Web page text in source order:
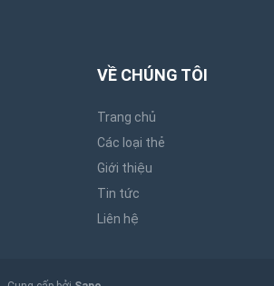
VỀ CHÚNG TÔI
Trang chủ
Các loại thẻ
Giới thiệu
Tin tức
Liên hệ